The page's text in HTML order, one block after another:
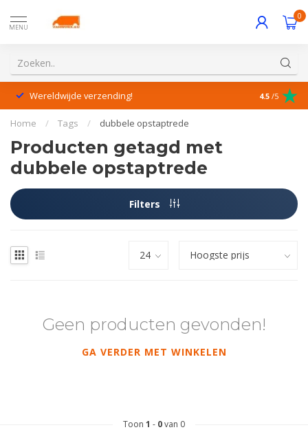
MENU
0
Wereldwijde verzending! 4.5 /5
Home / Tags / dubbele opstaptrede
Producten getagd met
dubbele opstaptrede
Filters
Geen producten gevonden!
GA VERDER MET WINKELEN
Toon 1 - 0van 0